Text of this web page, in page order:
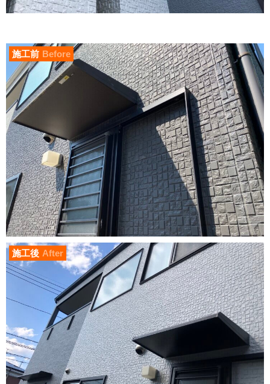
施工前 Before
施工後 After